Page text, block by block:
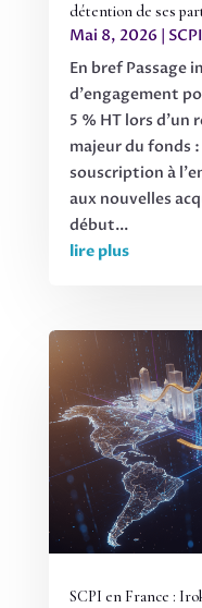
détention de ses
Mai 8, 2026 |
En bref Passage
d'engagement
5 % HT lors
majeur du fonds
souscription à
aux nouvelles
début...
lire plus
SCPI en France :